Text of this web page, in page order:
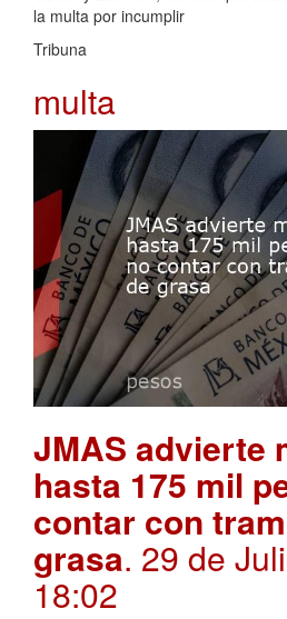
la multa por incumplir
Tribuna
multa
JMAS advierte
hasta 175 mil
contar con
grasa. 29 de
18:02